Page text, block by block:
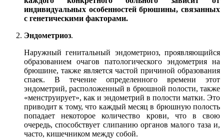
индивидуальных особенностей брюшины, связанных
с генетическими факторами.
Эндометриоз.
Наружный генитальный эндометриоз, проявляющийся
образованием очагов патологического эндометрия на
брюшине, также является частой причиной образования
спаек. В течение определенного времени этот
эндометрий, расположенный в брюшной полости, также
«менструирует», как и эндометрий в полости матки. Это
приводит к тому, что каждый месяц в брюшную полость
попадает некоторое количество крови, что в свою
очередь, способствует слипанию органов малого таза и,
часто, кишечником между собой.